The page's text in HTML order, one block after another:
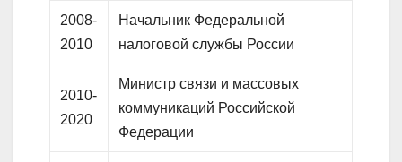
2008-
2010
Начальник Федеральной
налоговой службы России
2010-
2020
Министр связи и массовых
коммуникаций Российской
Федерации